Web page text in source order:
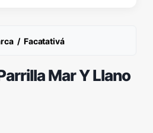
/ Facatativá
Mar Y Llano